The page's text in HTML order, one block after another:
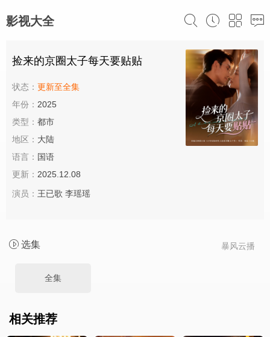
影视大全
捡来的京圈太子每天要贴贴
状态： 更新至全集
年份： 2025
类型： 都市
地区： 大陆
语言： 国语
更新： 2025.12.08
演员： 王已歌 李瑶瑶
暴风云播
选集
全集
相关推荐